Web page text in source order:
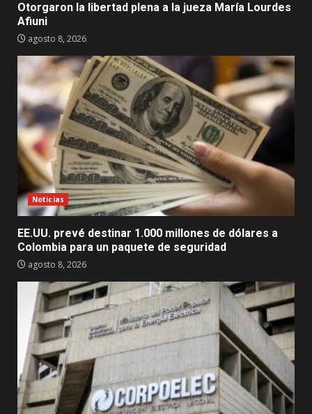
Otorgaron la libertad plena a la jueza María Lourdes
Afiuni
agosto 8, 2026
Noticias
EE.UU. prevé destinar 1.000 millones de dólares a
Colombia para un paquete de seguridad
agosto 8, 2026